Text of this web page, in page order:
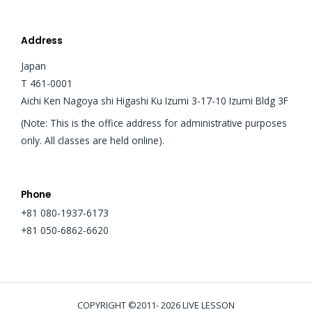
Address
Japan
T 461-0001
Aichi Ken Nagoya shi Higashi Ku Izumi 3-17-10 Izumi Bldg 3F
(Note: This is the office address for administrative purposes
only. All classes are held online).
Phone
+81 080-1937-6173
+81 050-6862-6620
COPYRIGHT ©2011- 2026 LIVE LESSON